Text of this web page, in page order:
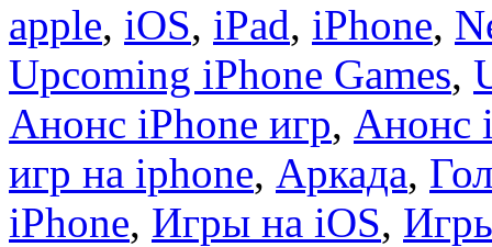
apple, iOS, iPad, iPhone,
Upcoming iPhone Games,
Анонс iPhone игр, Анонс
игр на iphone, Аркада,
iPhone, Игры на iOS,